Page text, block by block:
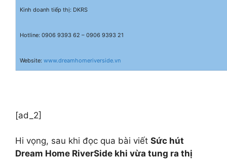
Kinh doanh tiếp thị: DKRS
Hotline: 0906 9393 62 – 0906 9393 21
Website: www.dreamhomeriverside.vn
[ad_2]
Hi vọng, sau khi đọc qua bài viết Sức hút
Dream Home RiverSide khi vừa tung ra thị